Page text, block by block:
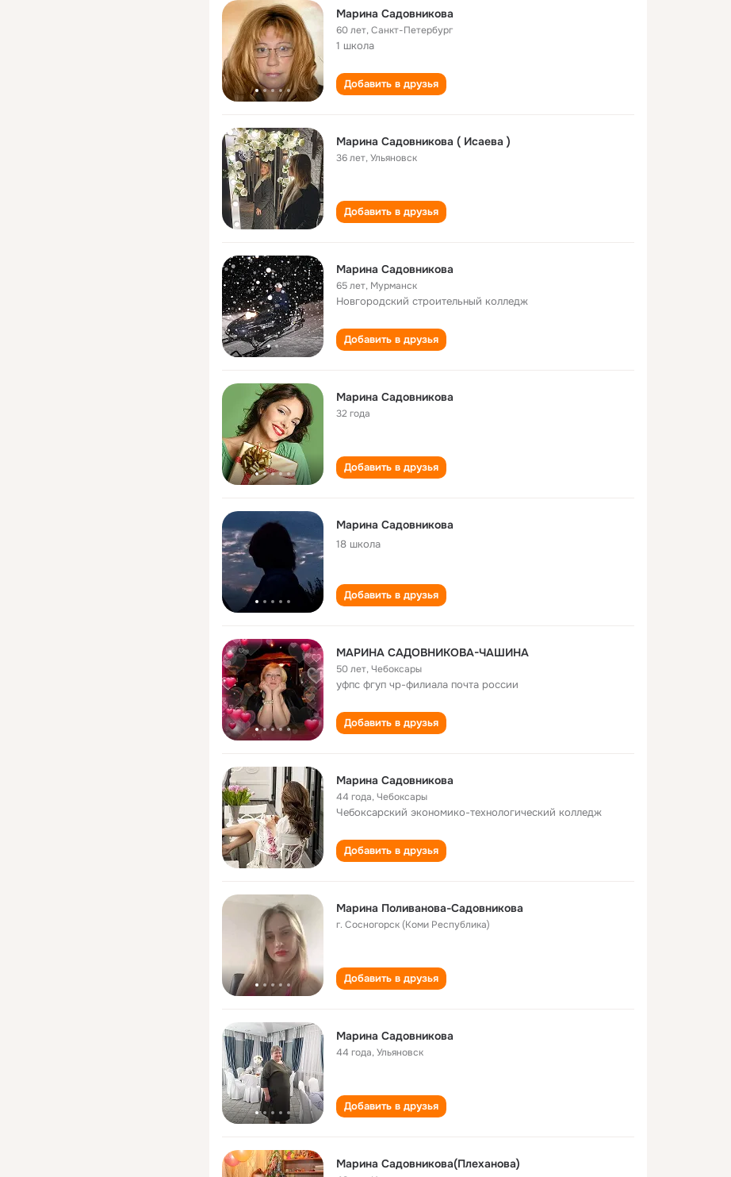
Марина Садовникова
60 лет,Санкт-Петербург
1 школа
Добавить в друзья
Марина Садовникова ( Исаева )
36 лет,Ульяновск
Добавить в друзья
Марина Садовникова
65 лет, Мурманск
Новгородский строительный колледж
Добавить в друзья
Марина Садовникова
32 года
Добавить в друзья
Марина Садовникова
18 школа
Добавить в друзья
МАРИНА САДОВНИКОВА-ЧАШИНА
50 лет,Чебоксары
уфпс фгуп чр-филиала почта россии
Добавить в друзья
Марина Садовникова
44 года,Чебоксары
Чебоксарский экономико-технологический колледж
Добавить в друзья
Марина Поливанова-Садовникова
г. Сосногорск (Коми Республика)
Добавить в друзья
Марина Садовникова
44 года,Ульяновск
Добавить в друзья
Марина Садовникова(Плеханова)